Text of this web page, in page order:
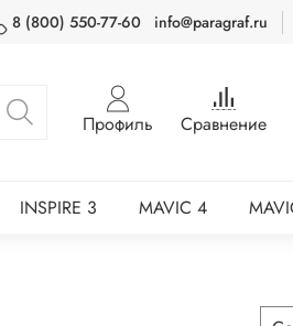
8 (800) 550-77-60 info@paragraf.ru
Профиль Сравнение
INSPIRE 3 MAVIC 4